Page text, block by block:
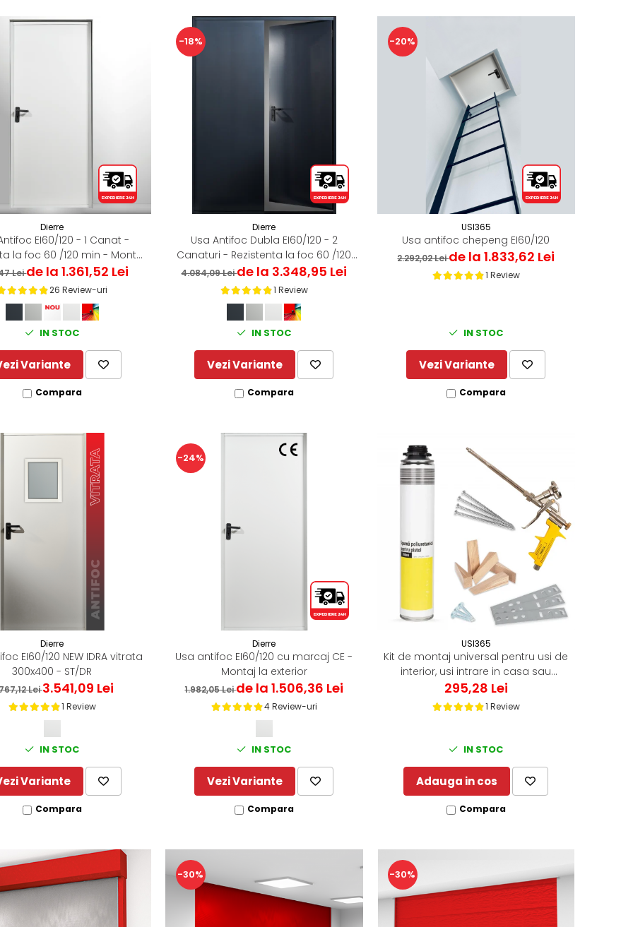
Dierre
EI60/120 - 1 Canat -
la foc 60 /120 min - Montaj
Interior
Leide la 1.361,52 Lei
26 Review-uri
IN STOC
Variante
Compara
-18%
Dierre
Usa Antifoc Dubla EI60/120 - 2
Canaturi - Rezistenta la foc 60 /120
min - Montaj Interior
4.084,09 Leide la 3.348,95 Lei
1 Review
IN STOC
Vezi Variante
Compara
-20%
USI365
Usa antifoc chepeng EI60/120
2.292,02 Leide la 1.833,62 Lei
1 Review
IN STOC
Vezi Variante
Compara
Dierre
EI60/120 NEW IDRA vitrata
300x400 - ST/DR
Lei3.541,09 Lei
1 Review
IN STOC
Variante
Compara
-24%
Dierre
Usa antifoc EI60/120 cu marcaj CE -
Montaj la exterior
1.982,05 Leide la 1.506,36 Lei
4 Review-uri
IN STOC
Vezi Variante
Compara
USI365
Kit de montaj universal pentru usi de
interior, usi intrare in casa sau
apartament
295,28 Lei
1 Review
IN STOC
Adauga in cos
Compara
-30% -30%